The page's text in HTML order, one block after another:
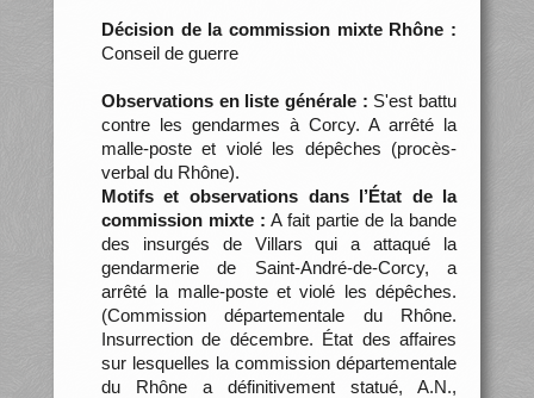
Décision de la commission mixte Rhône :
Conseil de guerre
Observations en liste générale : S'est battu
contre les gendarmes à Corcy. A arrêté la
malle-poste et violé les dépêches (procès-
verbal du Rhône).
Motifs et observations dans l’État de la
commission mixte : A fait partie de la bande
des insurgés de Villars qui a attaqué la
gendarmerie de Saint-André-de-Corcy, a
arrêté la malle-poste et violé les dépêches.
(Commission départementale du Rhône.
Insurrection de décembre. État des affaires
sur lesquelles la commission départementale
du Rhône a définitivement statué, A.N.,